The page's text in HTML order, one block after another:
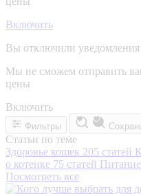
Включить
Вы отключили уведомления
Мы не сможем отправить
цены
Включить
Фильтры
Статьи по теме
Здоровье кошек 205 статей
о котенке 75 статей
Посмотреть все